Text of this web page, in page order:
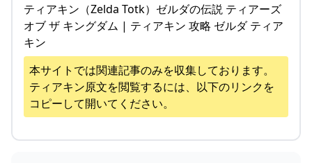
ティアキン（Zelda Totk）ゼルダの伝説 ティアーズ
オブ ザ キングダム | ティアキン 攻略 ゼルダ ティア
キン
本サイトでは関連記事のみを収集しております。
ティアキン原文を閲覧するには、以下のリンクを
コピーして開いてください。